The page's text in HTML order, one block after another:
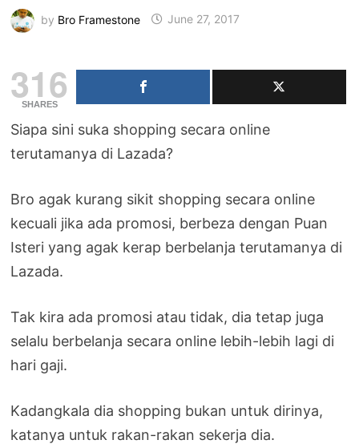
by Bro Framestone June 27, 2017
316
SHARES
Siapa sini suka shopping secara online
terutamanya di Lazada?
Bro agak kurang sikit shopping secara online
kecuali jika ada promosi, berbeza dengan Puan
Isteri yang agak kerap berbelanja terutamanya di
Lazada.
Tak kira ada promosi atau tidak, dia tetap juga
selalu berbelanja secara online lebih-lebih lagi di
hari gaji.
Kadangkala dia shopping bukan untuk dirinya,
katanya untuk rakan-rakan sekerja dia.